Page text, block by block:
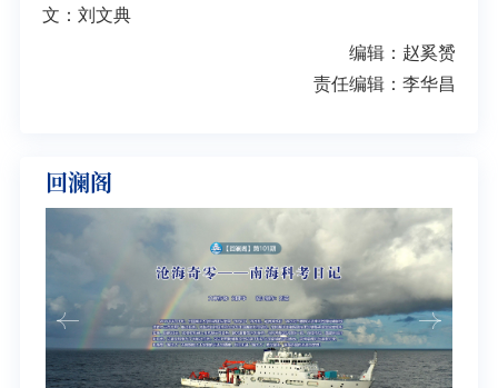
文：刘文典
编辑：赵奚赟
责任编辑：李华昌
回澜阁